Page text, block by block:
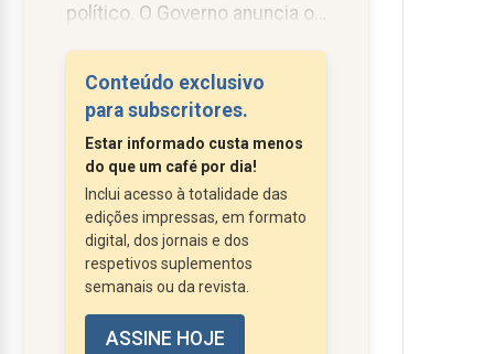
político. O Governo anuncia os
sempre, os maiores
investimentos de sempre e
as maiores intenções de
sempre. Seguem se
inaugurações, participações,
aquisições, agendas cheias e
fotografias. E no fim? Nada. A
realidade insiste em estragar
a encenação. Os serviços
públicos continuam
Conteúdo exclusivo
para subscritores.
Estar informado custa menos
do que um café por dia!
Inclui acesso à totalidade das
edições impressas, em formato
digital, dos jornais e dos
respetivos suplementos
semanais ou da revista.
ASSINE HOJE